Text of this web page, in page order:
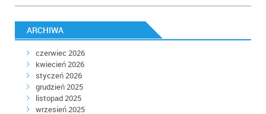
ARCHIWA
czerwiec 2026
kwiecień 2026
styczeń 2026
grudzień 2025
listopad 2025
wrzesień 2025